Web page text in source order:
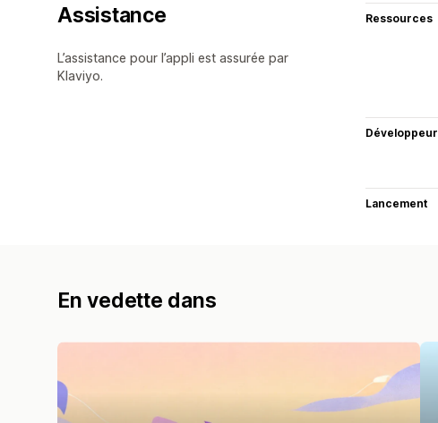
Assistance
L’assistance pour l’appli est assurée par
Klaviyo.
Ressources
Développeur
Lancement
En vedette dans